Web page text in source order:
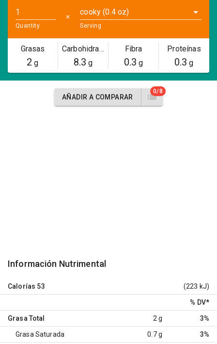
Quantity
✕
cooky (0.4 oz)
Serving
Grasas
2 g
Carbohidratos
8.3 g
Fibra
0.3 g
Proteínas
0.3 g
AÑADIR A COMPARAR
0/8
Información Nutrimental
Calorías 53 (223 kJ)
% DV*
Grasa Total 2 g 3%
Grasa Saturada 0.7 g 3%